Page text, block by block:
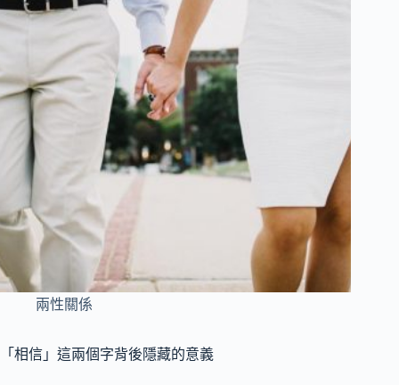
兩性關係
「相信」這兩個字背後隱藏的意義